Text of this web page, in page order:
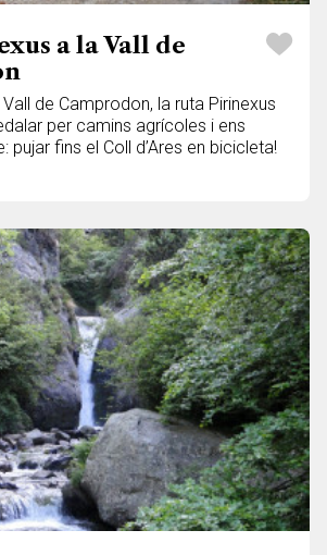
a la Vall de
de Camprodon, la ruta Pirinexus
per camins agrícoles i ens
pujar fins el Coll d’Ares en bicicleta!